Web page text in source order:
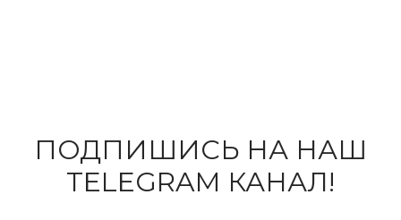
ПОДПИШИСЬ НА НАШ
TELEGRAM КАНАЛ!